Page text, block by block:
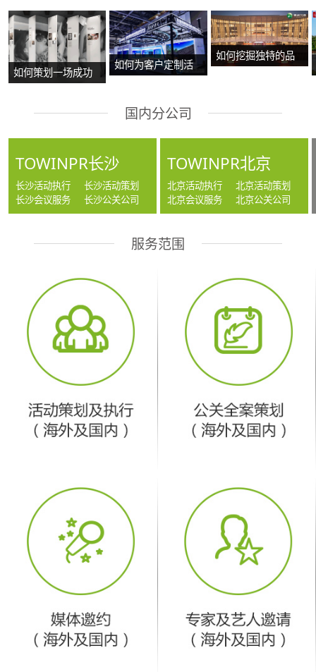
如何策划一场成功
如何为客户定制活
如何挖掘独特的品
国内分公司
TOWINPR长沙
长沙活动执行
长沙活动策划
长沙会议服务
长沙公关公司
TOWINPR北京
北京活动执行
北京活动策划
北京会议服务
北京公关公司
服务范围